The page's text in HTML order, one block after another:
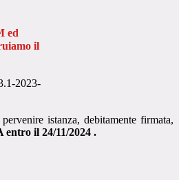
ed
il
2023-
istanza, debitamente firmata,
entro il 24/11/2024 .